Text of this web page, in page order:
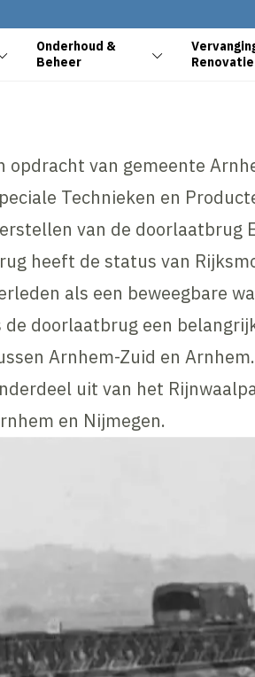
Onderhoud &
Beheer
Renovatie
opdracht van gemeente
Technieken en
van de doorlaatbrug
heeft de status van
als een beweegbare
de doorlaatbrug een
Arnhem-Zuid en
uit van het
en Nijmegen.